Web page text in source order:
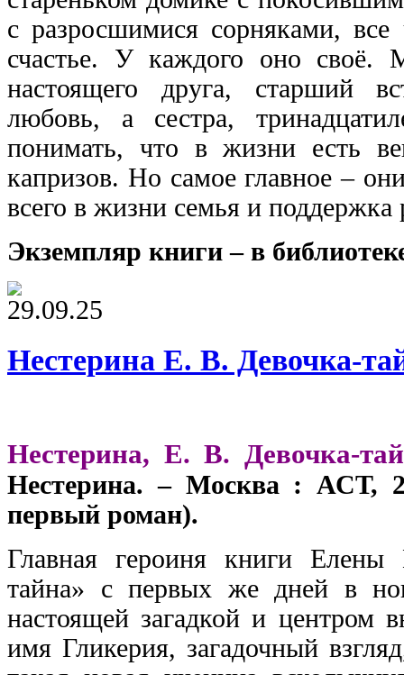
с разросшимися сорняками,
счастье. У каждого оно своё.
настоящего друга, старший
любовь, а сестра,
понимать, что в жизни есть
капризов. Но самое главное –
всего в жизни семья и поддержка
Экземпляр книги – в
29.09.25
Нестерина Е. В. Девочка-
Нестерина, Е. В. Девочка-
Нестерина. – Москва : АСТ,
первый роман).
Главная героиня книги Елены
тайна» с первых же дней в
настоящей загадкой и центром
имя Гликерия, загадочный